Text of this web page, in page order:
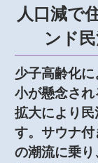
人口減で
ンド
少子高齢化
小が懸念さ
拡大により民
す。サウナ
の潮流に乗